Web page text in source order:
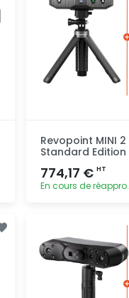
Revopoint MINI 2
Standard Edition
774,17 € HT
En cours de réappro.